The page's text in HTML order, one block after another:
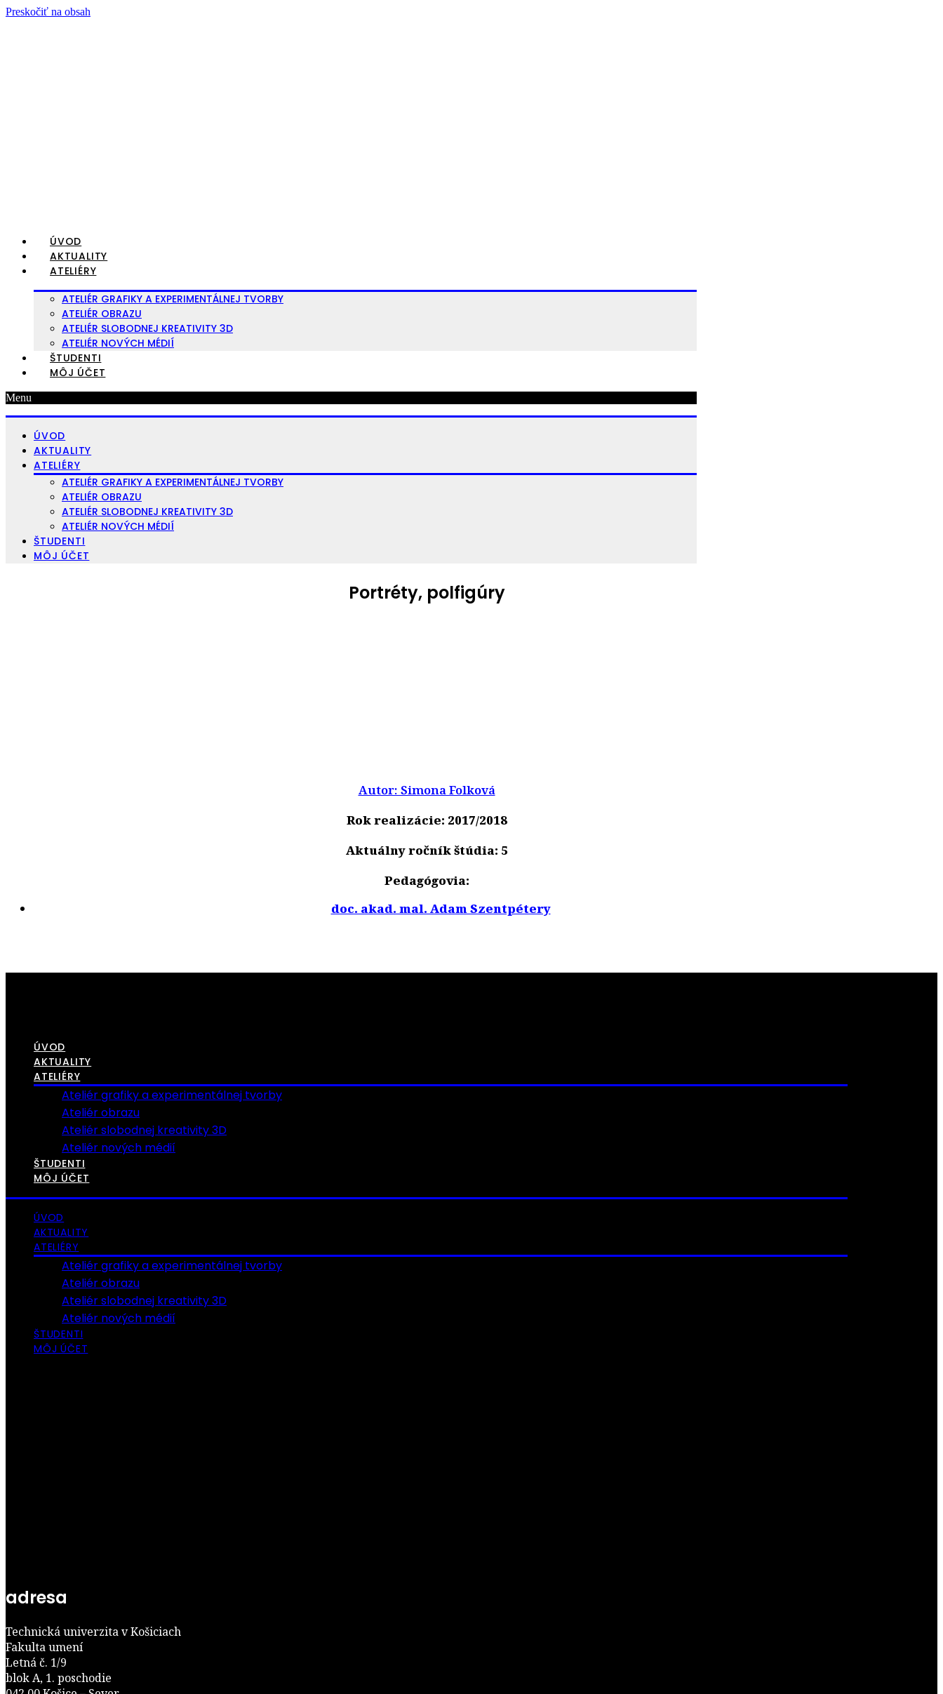
Preskočiť na obsah
ÚVOD
AKTUALITY
ATELIÉRY
ATELIÉR GRAFIKY A EXPERIMENTÁLNEJ TVORBY
ATELIÉR OBRAZU
ATELIÉR SLOBODNEJ KREATIVITY 3D
ATELIÉR NOVÝCH MÉDIÍ
ŠTUDENTI
MÔJ ÚČET
Menu
ÚVOD
AKTUALITY
ATELIÉRY
ATELIÉR GRAFIKY A EXPERIMENTÁLNEJ TVORBY
ATELIÉR OBRAZU
ATELIÉR SLOBODNEJ KREATIVITY 3D
ATELIÉR NOVÝCH MÉDIÍ
ŠTUDENTI
MÔJ ÚČET
Portréty, polfigúry
Autor: Simona Folková
Rok realizácie: 2017/2018
Aktuálny ročník štúdia: 5
Pedagógovia:
doc. akad. mal. Adam Szentpétery
ÚVOD
AKTUALITY
ATELIÉRY
Ateliér grafiky a experimentálnej tvorby
Ateliér obrazu
Ateliér slobodnej kreativity 3D
Ateliér nových médií
ŠTUDENTI
MÔJ ÚČET
ÚVOD
AKTUALITY
ATELIÉRY
Ateliér grafiky a experimentálnej tvorby
Ateliér obrazu
Ateliér slobodnej kreativity 3D
Ateliér nových médií
ŠTUDENTI
MÔJ ÚČET
adresa
Technická univerzita v Košiciach
Fakulta umení
Letná č. 1/9
blok A, 1. poschodie